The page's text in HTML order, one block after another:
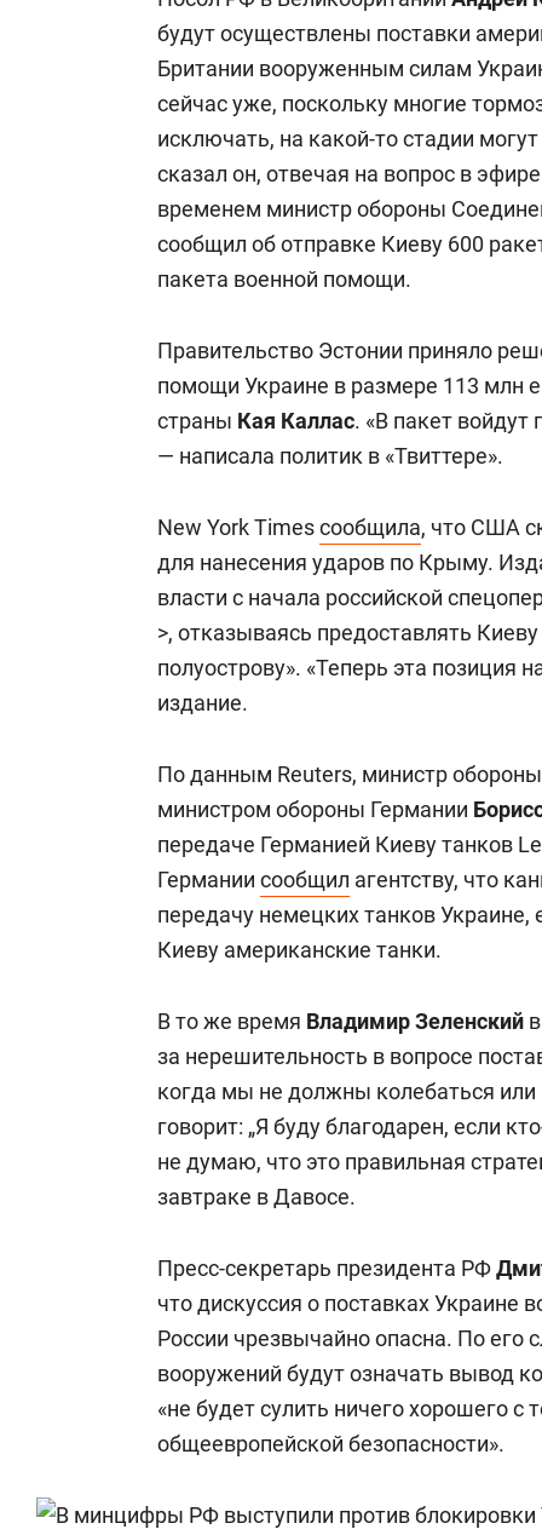
будут осуществлены поставки
Британии вооруженным силам
сейчас уже, поскольку многие
исключать, на какой-то стадии
сказал он, отвечая на вопрос в
временем министр обороны
сообщил об отправке Киеву 600
пакета военной помощи.
Правительство Эстонии приняло
помощи Украине в размере 113 млн
страны Кая Каллас. «В пакет
— написала политик в «Твиттере».
New York Timesсообщила, что США
для нанесения ударов по Крыму.
власти с начала российской
>, отказываясь предоставлять
полуострову». «Теперь эта позиция
издание.
По данным Reuters, министр
министром обороны Германии
передаче Германией Киеву танков
Германии сообщил агентству, что
передачу немецких танков Украине,
Киеву американские танки.
В то же время Владимир Зеленский
за нерешительность в вопросе
когда мы не должны колебаться
говорит: „Я буду благодарен, если
не думаю, что это правильная
завтраке в Давосе.
Пресс-секретарь президента РФ
что дискуссия о поставках Украине
России чрезвычайно опасна. По его
вооружений будут означать вывод
«не будет сулить ничего хорошего с
общеевропейской безопасности».